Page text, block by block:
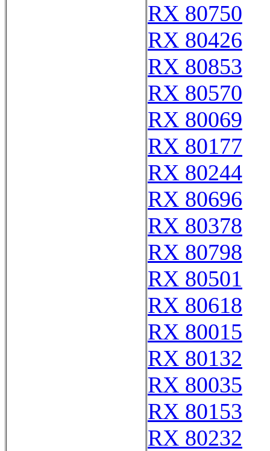
RX 80750
RX 80426
RX 80853
RX 80570
RX 80069
RX 80177
RX 80244
RX 80696
RX 80378
RX 80798
RX 80501
RX 80618
RX 80015
RX 80132
RX 80035
RX 80153
RX 80232